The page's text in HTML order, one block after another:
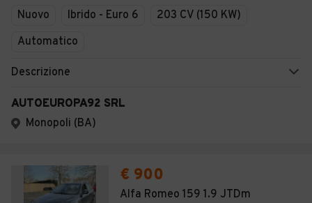
Nuovo Ibrido - Euro 6
203 CV (150 KW)
Automatico
Descrizione
AUTOEUROPA92 SRL
Monopoli (BA)
€ 900
Alfa Romeo 159 1.9 JTDm